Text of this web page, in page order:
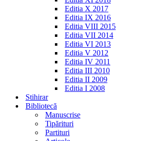
Editia X 2017
Editia IX 2016
Editia VIII 2015
Editia VII 2014
Editia VI 2013
Editia V 2012
Editia IV 2011
Editia III 2010
Editia II 2009
Editia I 2008
Stihirar
Bibliotecă
Manuscrise
Tipărituri
Partituri